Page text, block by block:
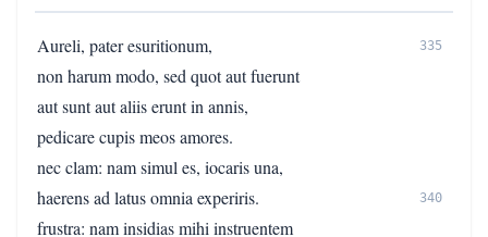
Aureli, pater esuritionum, 335
non harum modo, sed quot aut fuerunt
aut sunt aut aliis erunt in annis,
pedicare cupis meos amores.
nec clam: nam simul es, iocaris una,
haerens ad latus omnia experiris.
340
frustra: nam insidias mihi instruentem